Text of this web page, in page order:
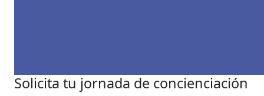
Solicita tu jornada de concienciación